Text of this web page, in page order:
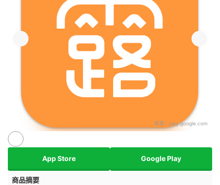
來源： play.google.com
App Store Google Play
商品摘要